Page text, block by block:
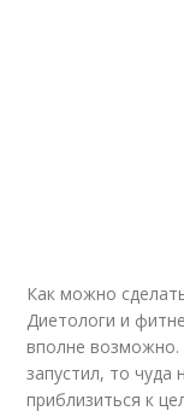
Как можно
Диетологи и
вполне возможно.
запустил, то чуда
приблизиться к